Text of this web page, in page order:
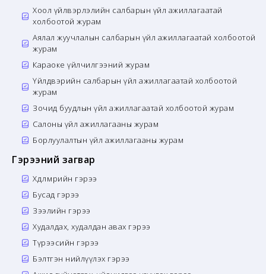
Хоол үйлвэрлэлийн салбарын үйл ажиллагаатай
холбоотой журам
Аялал жуучлалын салбарын үйл ажиллагаатай холбоотой
журам
Караоке үйлчилгээний журам
Үйлдвэрийн салбарын үйл ажиллагаатай холбоотой
журам
Зочид буудлын үйл ажиллагаатай холбоотой журам
Салоны үйл ажиллагааны журам
Борлуулалтын үйл ажиллагааны журам
Гэрээний загвар
Хөдөлмөрийн гэрээ
Бусад гэрээ
Зээлийн гэрээ
Худалдах, худалдан авах гэрээ
Түрээсийн гэрээ
Бэлтгэн нийлүүлэх гэрээ